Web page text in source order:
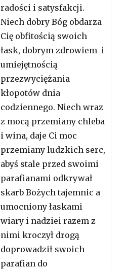
radości i satysfakcji.
Niech dobry Bóg obdarza
Cię obfitością swoich
łask, dobrym zdrowiem i
umiejętnością
przezwyciężania
kłopotów dnia
codziennego. Niech wraz
z mocą przemiany chleba
i wina, daje Ci moc
przemiany ludzkich serc,
abyś stale przed swoimi
parafianami odkrywał
skarb Bożych tajemnic a
umocniony łaskami
wiary i nadziei razem z
nimi kroczył drogą
doprowadził swoich
parafian do